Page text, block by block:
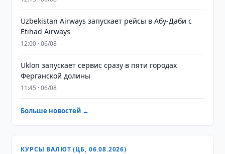
Uzbekistan Airways запускает рейсы в Абу-Даби с
Etihad Airways
12:00 · 06/08
Uklon запускает сервис сразу в пяти городах
Ферганской долины
11:45 · 06/08
Больше новостей →
КУРСЫ ВАЛЮТ (ЦБ, 06.08.2026)